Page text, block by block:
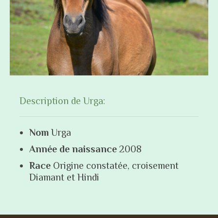
Description de Urga:
Nom Urga
Année de naissance 2008
Race Origine constatée, croisement
Diamant et Hindi